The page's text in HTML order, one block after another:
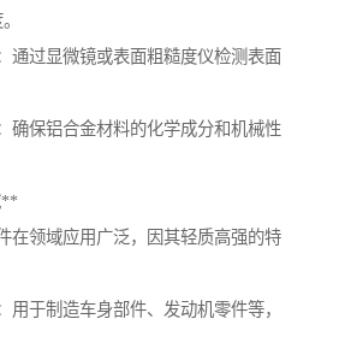
过显微镜或表面粗糙度仪检测表面
保铝合金材料的化学成分和机械性
**
领域应用广泛，因其轻质高强的特
于制造车身部件、发动机零件等，